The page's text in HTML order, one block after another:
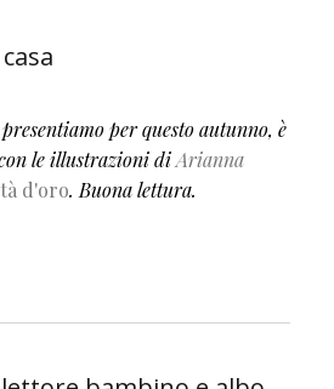
per questo autunno, è
le illustrazioni diArianna
d'oro. Buona lettura.